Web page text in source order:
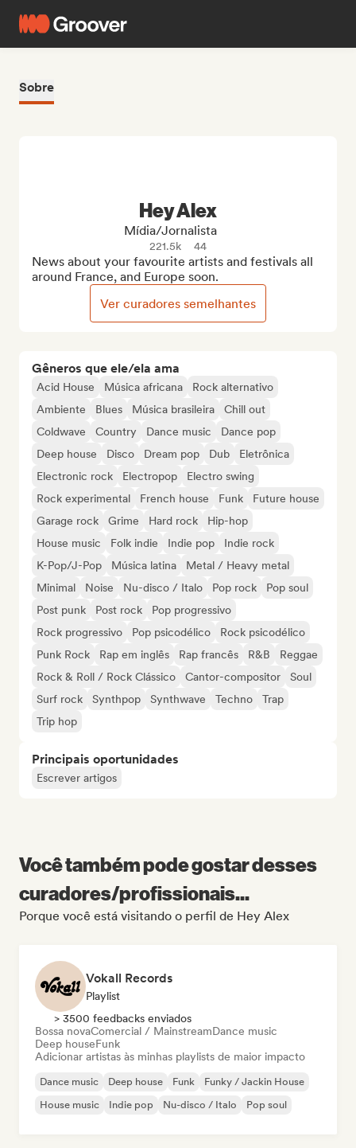
Sobre
Gêneros que ele/ela ama
Acid House Música africana
Rock alternativo
Ambiente
Blues Música brasileira
Chill out
Coldwave
Country Dance music
Dance pop
Deep house
Disco Dream pop Dub
Eletrônica
Electronic rock
Electropop
Electro swing
Rock experimental
French house Funk
Future house
Garage rock
Grime Hard rock
Hip-hop
House music
Folk indie Indie pop
Indie rock
K-Pop/J-Pop
Música latina
Metal / Heavy metal
Minimal
Noise Nu-disco / Italo Pop rock
Pop soul
Post punk
Post rock
Pop progressivo
Rock progressivo
Pop psicodélico
Rock psicodélico
Punk Rock
Rap em inglês Rap francês R&B
Reggae
Rock & Roll / Rock Clássico
Cantor-compositor
Soul
Surf rock
Synthpop Synthwave Techno
Trap
Trip hop
Principais oportunidades
Escrever artigos
Hey Alex
Mídia/Jornalista
221.5k 44
News about your favourite artists and festivals all
around France, and Europe soon.
Ver curadores semelhantes
Você também pode gostar desses
curadores/profissionais...
Porque você está visitando o perfil de Hey Alex
Vokall Records
Playlist
> 3500 feedbacks enviados
Bossa novaComercial / MainstreamDance music
Deep houseFunk
Adicionar artistas às minhas playlists de maior impacto
Dance music Deep house Funk
Funky / Jackin House
House music
Indie pop Nu-disco / Italo Pop soul